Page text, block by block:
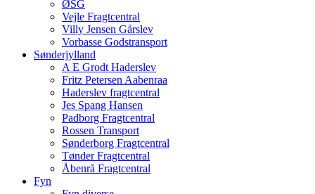
ØSG
Vejle Fragtcentral
Villy Jensen Gårslev
Vorbasse Godstransport
Sønderjylland
A E Grodt Haderslev
Fritz Petersen Aabenraa
Haderslev fragtcentral
Jes Spang Hansen
Padborg Fragtcentral
Rossen Transport
Sønderborg Fragtcentral
Tønder Fragtcentral
Åbenrå Fragtcentral
Fyn